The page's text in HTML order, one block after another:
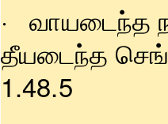
· வாயடைந்த
தீயடைந்த
1.48.5